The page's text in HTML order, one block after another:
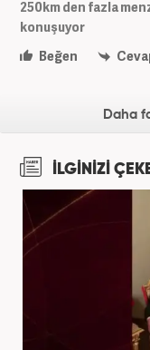
250km den fazla
konuşuyor
Beğen
Daha
İLGİNİZİ